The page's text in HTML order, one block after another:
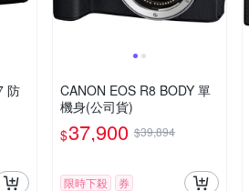
防
CANON EOS R8 BODY 單
機身(公司貨)
$37,900 $39,894
限時下殺 券